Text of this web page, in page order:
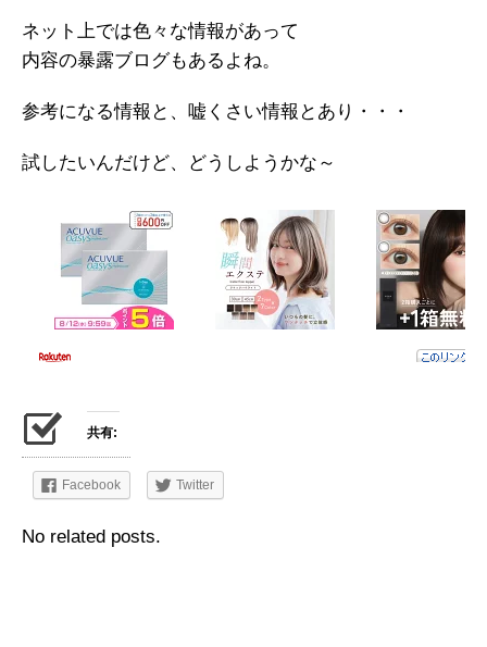
ネット上では色々な情報があって
内容の暴露ブログもあるよね。
参考になる情報と、嘘くさい情報とあり・・・
試したいんだけど、どうしようかな～
共有:
Facebook Twitter
No related posts.